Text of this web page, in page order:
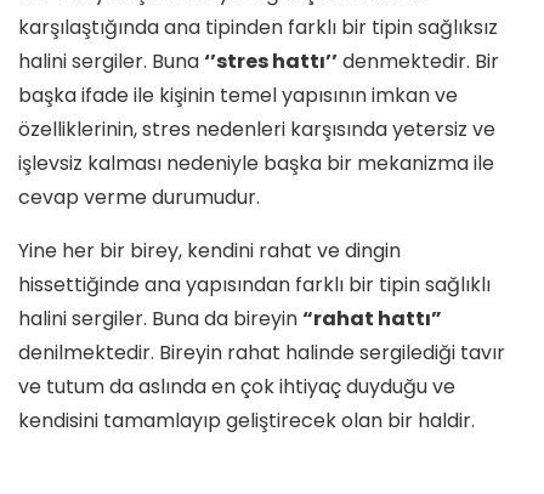
karşılaştığında ana tipinden farklı bir tipin sağlıksız
halini sergiler. Buna‘’stres hattı’’denmektedir. Bir
başka ifade ile kişinin temel yapısının imkan ve
özelliklerinin, stres nedenleri karşısında yetersiz ve
işlevsiz kalması nedeniyle başka bir mekanizma ile
cevap verme durumudur.
Yine her bir birey, kendini rahat ve dingin
hissettiğinde ana yapısından farklı bir tipin sağlıklı
halini sergiler. Buna da bireyin“rahat hattı”
denilmektedir. Bireyin rahat halinde sergilediği tavır
ve tutum da aslında en çok ihtiyaç duyduğu ve
kendisini tamamlayıp geliştirecek olan bir haldir.